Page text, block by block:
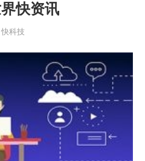
快资讯
科技